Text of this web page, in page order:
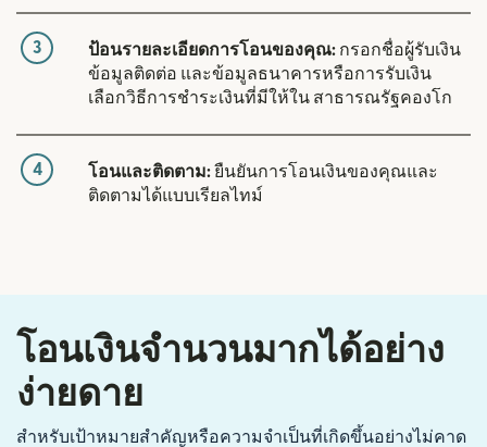
3 ป้อนรายละเอียดการโอนของคุณ: กรอกชื่อผู้รับเงิน
ข้อมูลติดต่อ และข้อมูลธนาคารหรือการรับเงิน
เลือกวิธีการชำระเงินที่มีให้ใน สาธารณรัฐคองโก
4 โอนและติดตาม:ยืนยันการโอนเงินของคุณและ
ติดตามได้แบบเรียลไทม์
โอนเงินจำนวนมากได้อย่าง
ง่ายดาย
สำหรับเป้าหมายสำคัญหรือความจำเป็นที่เกิดขึ้นอย่างไม่คาด